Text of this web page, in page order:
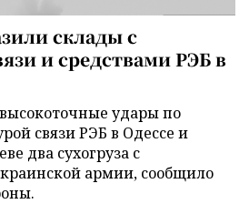
склады с
и средствами РЭБ в
удары по
связи РЭБ в Одессе и
два сухогруза с
армии, сообщило